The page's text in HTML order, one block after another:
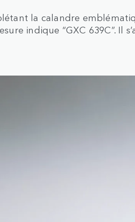
la calandre
indique “GXC 639C”. Il